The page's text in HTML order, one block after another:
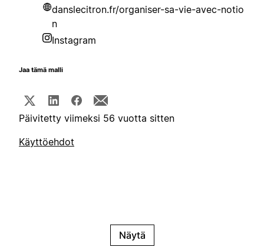
danslecitron.fr/organiser-sa-vie-avec-notio
n
Instagram
Jaa tämä malli
Päivitetty viimeksi 56 vuotta sitten
Käyttöehdot
Näytä